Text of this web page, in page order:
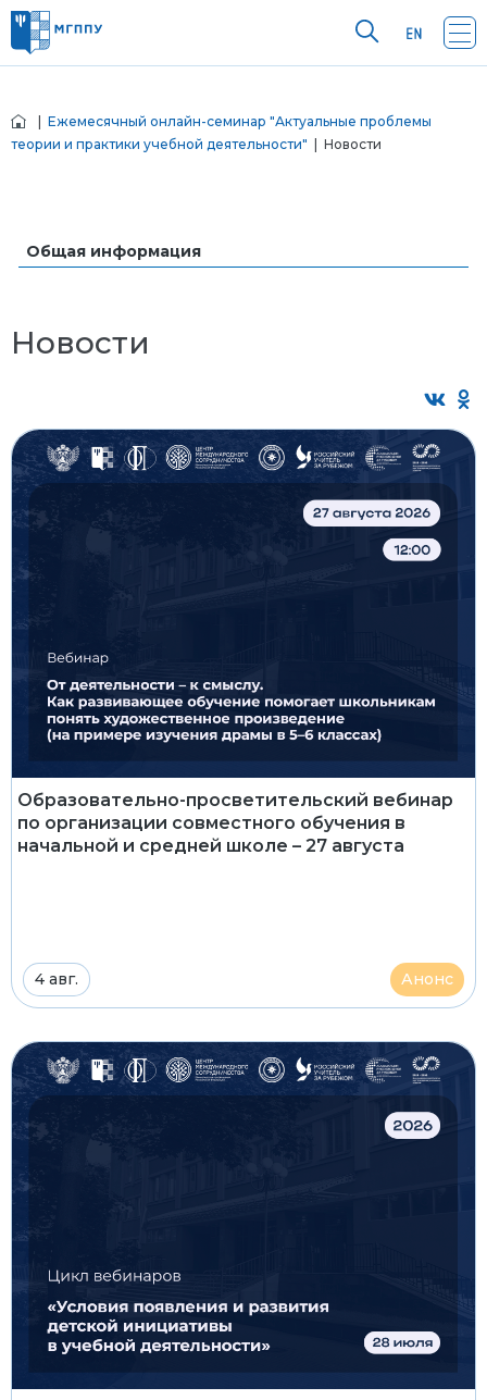
Ежемесячный онлайн-семинар "Актуальные проблемы
теории и практики учебной деятельности" | Новости
Общая информация
Новости
Образовательно-просветительский вебинар
по организации совместного обучения в
начальной и средней школе – 27 августа
4 авг. Анонс